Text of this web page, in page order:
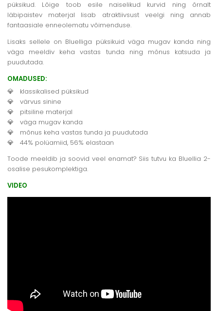
püksikud. Lõige toob esile naiselikud kurvid ning õrnalt
läbipaistev materjal lisab atraktiivsust veelgi ning annab
fantaasiale enneolematu võimenduse.
Lisaks sellele on Bluelliga püksikuid väga mugav kanda ning
väga meeldiv keha vastas tunda ning mõnus katsuda ja
puudutada.
OMADUSED:
klassikalised püksikud
värvus sinine
pitsiline materjal
väga mugav kanda
mõnus keha vastas tunda ja puudutada
44% polüamiid, 56% elastaan
Toode meeldib ja soovid veel enamat? Siis tutvu ka Bluellia 2-
osalise pesukomplektiga.
VIDEO